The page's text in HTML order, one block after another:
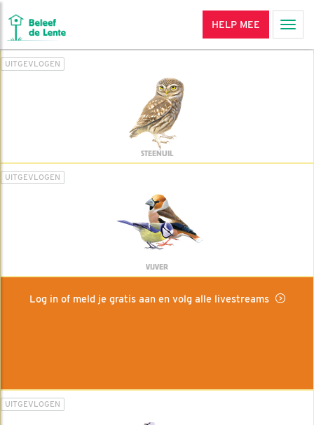
HELP MEE
UITGEVLOGEN
STEENUIL
UITGEVLOGEN
VIJVER
Log in of meld je gratis aan en volg alle livestreams
UITGEVLOGEN